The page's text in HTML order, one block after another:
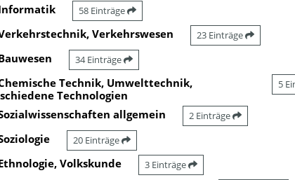
58 Einträge
Verkehrswesen 23 Einträge
34 Einträge
Technik, Umwelttechnik,
Technologien
5
allgemein 2 Einträge
20 Einträge
Volkskunde 3 Einträge